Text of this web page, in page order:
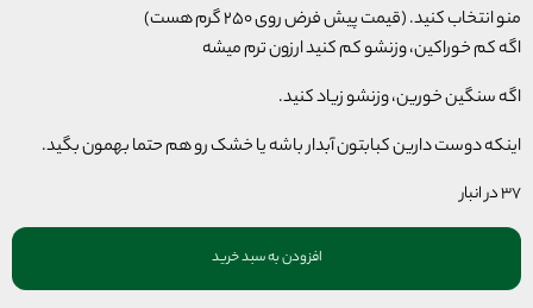
منو انتخاب کنید. (قیمت پیش فرض روی 250 گرم هست)
اگه کم خوراکین، وزنشو کم کنید ارزون ترم میشه
اگه سنگین خورین، وزنشو زیاد کنید.
اینکه دوست دارین کبابتون آبدار باشه یا خشک رو هم حتما بهمون بگید.
37 در انبار
افزودن به سبد خرید